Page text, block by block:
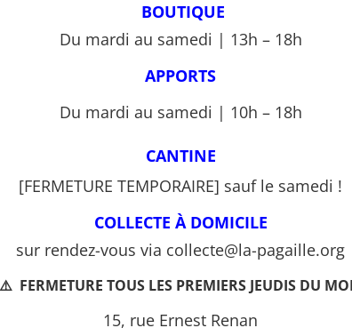
BOUTIQUE
Du mardi au samedi | 13h – 18h
APPORTS
Du mardi au samedi | 10h – 18h
CANTINE
[FERMETURE TEMPORAIRE] sauf le samedi !
COLLECTE À DOMICILE
sur rendez-vous via collecte@la-pagaille.org
⚠️ FERMETURE TOUS LES PREMIERS JEUDIS DU
15, rue Ernest Renan